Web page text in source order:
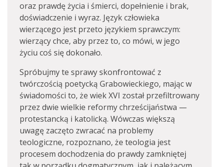
oraz prawdę życia i śmierci, dopełnienie i brak,
doświadczenie i wyraz. Język człowieka
wierzącego jest przeto językiem sprawczym:
wierzący chce, aby przez to, co mówi, w jego
życiu coś się dokonało.
Spróbujmy te sprawy skonfrontować z
twórczością poetycką Grabowieckiego, mając w
świadomości to, że wiek XVI został przefiltrowany
przez dwie wielkie reformy chrześcijaństwa —
protestancką i katolicką. Wówczas większą
uwagę zaczęto zwracać na problemy
teologiczne, rozpoznano, że teologia jest
procesem dochodzenia do prawdy zamkniętej